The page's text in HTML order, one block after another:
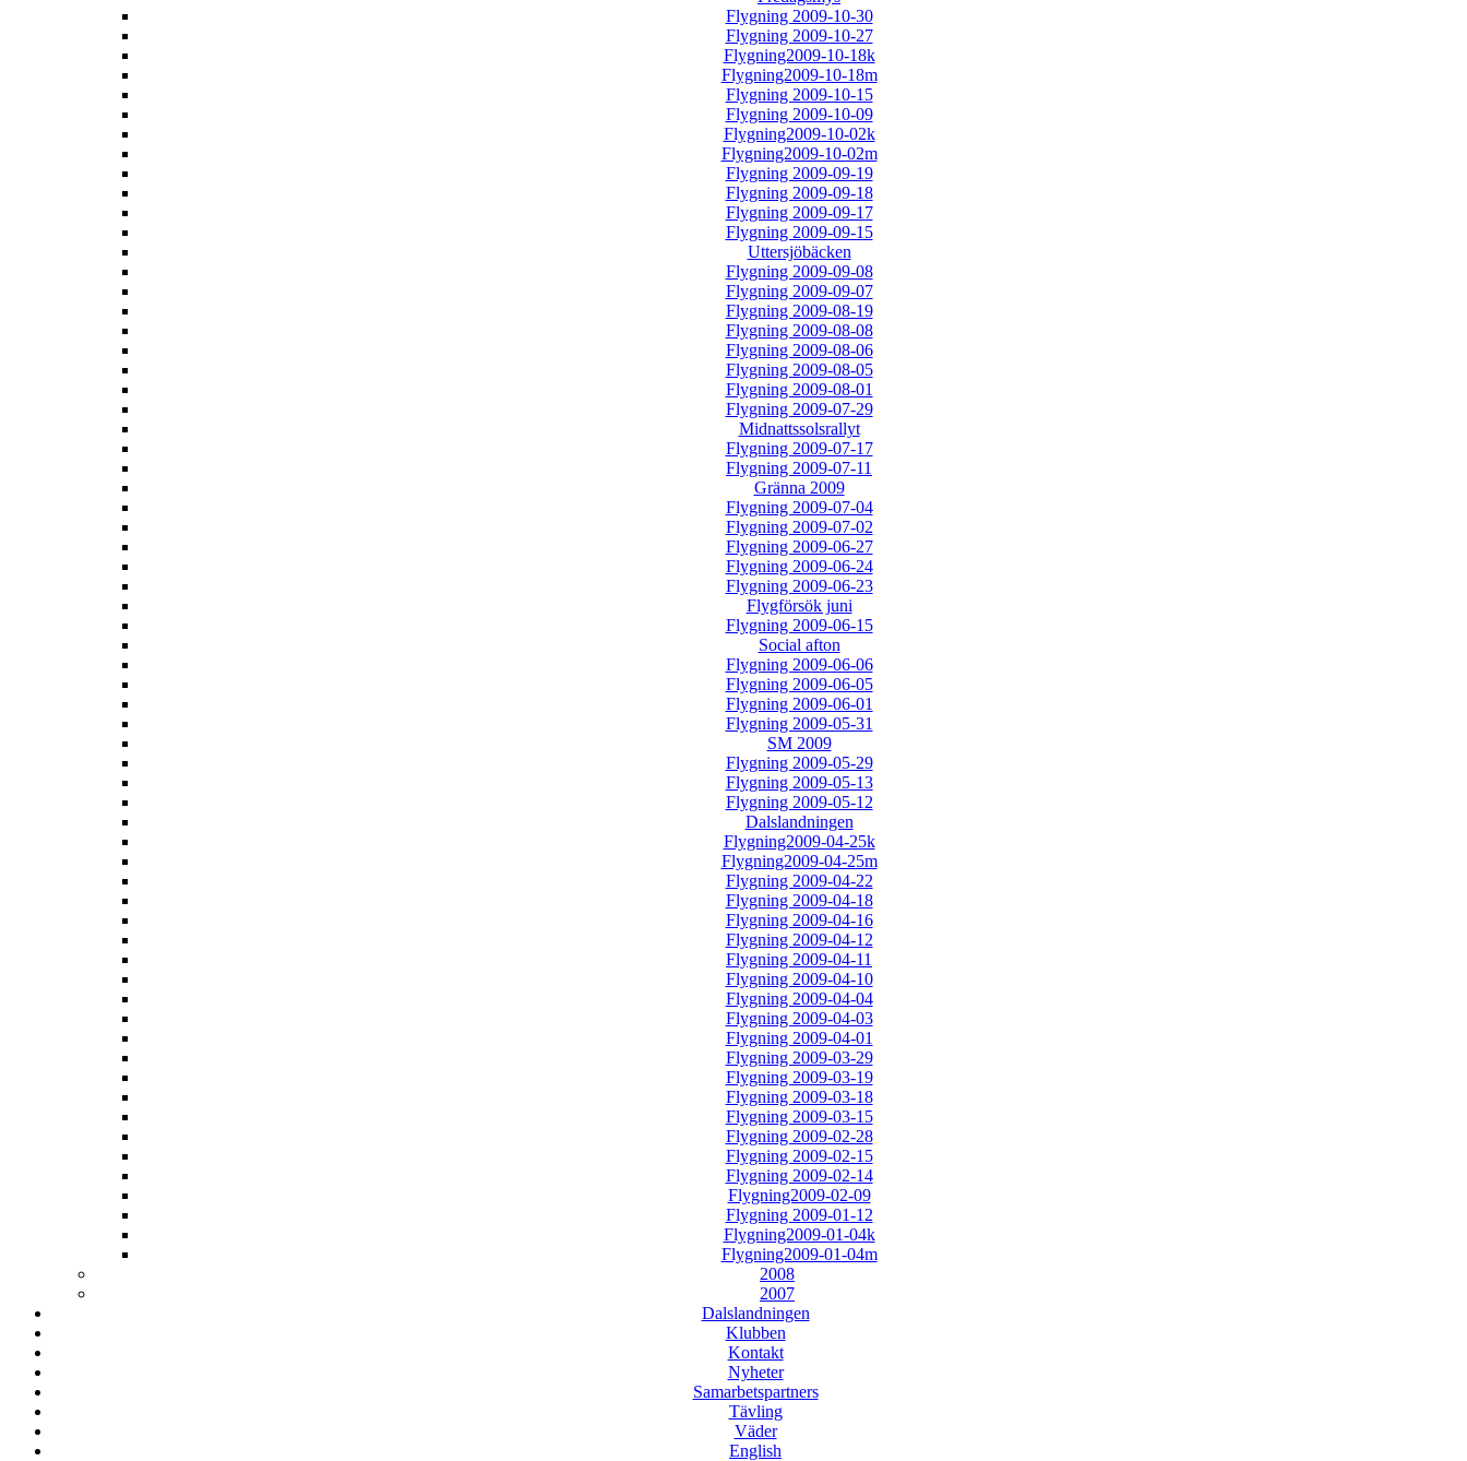
Flygning 2009-10-30
Flygning 2009-10-27
Flygning2009-10-18k
Flygning2009-10-18m
Flygning 2009-10-15
Flygning 2009-10-09
Flygning2009-10-02k
Flygning2009-10-02m
Flygning 2009-09-19
Flygning 2009-09-18
Flygning 2009-09-17
Flygning 2009-09-15
Uttersjöbäcken
Flygning 2009-09-08
Flygning 2009-09-07
Flygning 2009-08-19
Flygning 2009-08-08
Flygning 2009-08-06
Flygning 2009-08-05
Flygning 2009-08-01
Flygning 2009-07-29
Midnattssolsrallyt
Flygning 2009-07-17
Flygning 2009-07-11
Gränna 2009
Flygning 2009-07-04
Flygning 2009-07-02
Flygning 2009-06-27
Flygning 2009-06-24
Flygning 2009-06-23
Flygförsök juni
Flygning 2009-06-15
Social afton
Flygning 2009-06-06
Flygning 2009-06-05
Flygning 2009-06-01
Flygning 2009-05-31
SM 2009
Flygning 2009-05-29
Flygning 2009-05-13
Flygning 2009-05-12
Dalslandningen
Flygning2009-04-25k
Flygning2009-04-25m
Flygning 2009-04-22
Flygning 2009-04-18
Flygning 2009-04-16
Flygning 2009-04-12
Flygning 2009-04-11
Flygning 2009-04-10
Flygning 2009-04-04
Flygning 2009-04-03
Flygning 2009-04-01
Flygning 2009-03-29
Flygning 2009-03-19
Flygning 2009-03-18
Flygning 2009-03-15
Flygning 2009-02-28
Flygning 2009-02-15
Flygning 2009-02-14
Flygning2009-02-09
Flygning 2009-01-12
Flygning2009-01-04k
Flygning2009-01-04m
2008
2007
Dalslandningen
Klubben
Kontakt
Nyheter
Samarbetspartners
Tävling
Väder
English